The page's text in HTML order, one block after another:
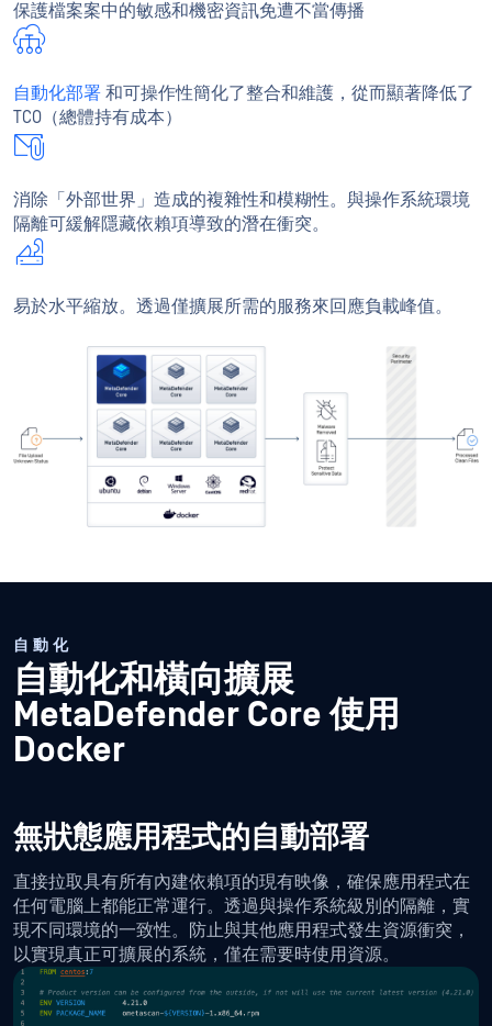
保護檔案案中的敏感和機密資訊免遭不當傳播
自動化部署 和可操作性簡化了整合和維護，從而顯著降低了
TCO（總體持有成本）
消除「外部世界」造成的複雜性和模糊性。與操作系統環境
隔離可緩解隱藏依賴項導致的潛在衝突。
易於水平縮放。透過僅擴展所需的服務來回應負載峰值。
自動化
自動化和橫向擴展
MetaDefender Core 使用
Docker
無狀態應用程式的自動部署
直接拉取具有所有內建依賴項的現有映像，確保應用程式在
任何電腦上都能正常運行。透過與操作系統級別的隔離，實
現不同環境的一致性。防止與其他應用程式發生資源衝突，
以實現真正可擴展的系統，僅在需要時使用資源。